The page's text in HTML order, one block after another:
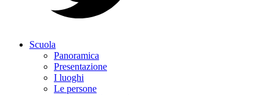
Scuola
Panoramica
Presentazione
I luoghi
Le persone